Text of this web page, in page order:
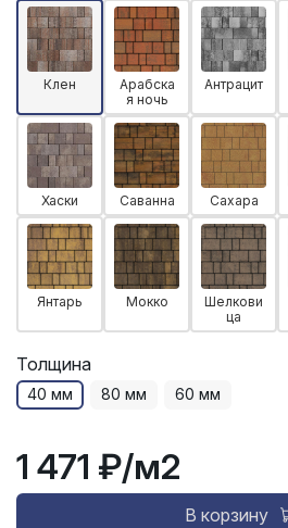
Клен
Арабска
я ночь
Антрацит
Хаски Саванна Сахара
Янтарь Мокко
Шелкови
ца
Толщина
40 мм 80 мм 60 мм
1 471 ₽/м2
В корзину